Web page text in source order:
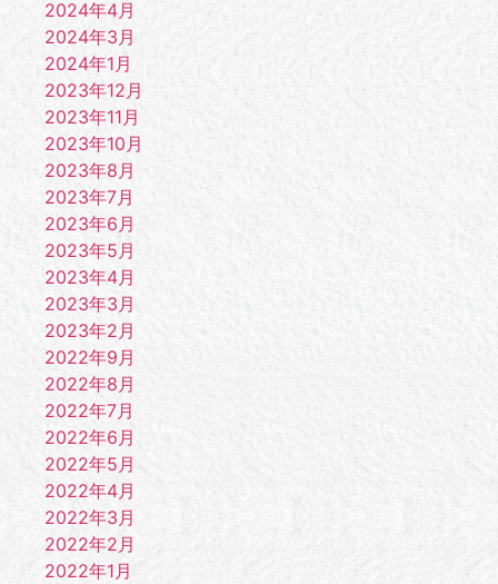
2024年4月
2024年3月
2024年1月
2023年12月
2023年11月
2023年10月
2023年8月
2023年7月
2023年6月
2023年5月
2023年4月
2023年3月
2023年2月
2022年9月
2022年8月
2022年7月
2022年6月
2022年5月
2022年4月
2022年3月
2022年2月
2022年1月